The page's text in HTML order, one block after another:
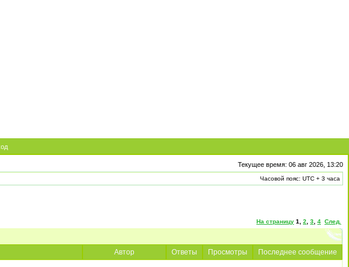
Текущее время: 06 авг 2026, 13:20
Часовой пояс: UTC + 3 часа
На страницу 1 2 3 4 След.
Автор Ответы Просмотры Последнее сообщение